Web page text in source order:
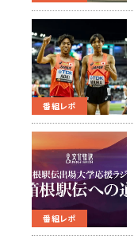
番組レポ
番組レポ